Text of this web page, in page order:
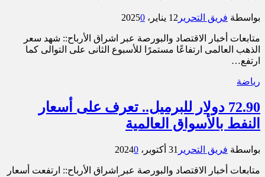
بواسطة فريق التحرير 12 يناير، 2025 0
متابعات أخبار الاقتصاد والبورصة عبر اشراق الأرباح:: شهد سعر
الذهب العالمى ارتفاعًا مستمرًا للأسبوع الثانى على التوالى كما
ارتفع…
رياضة
72.90 دولار للبرميل.. تعرف على أسعار
النفط بالأسواق العالمية
بواسطة فريق التحرير 31 أكتوبر، 2024 0
متابعات أخبار الاقتصاد والبورصة عبر اشراق الأرباح:: ارتفعت أسعار